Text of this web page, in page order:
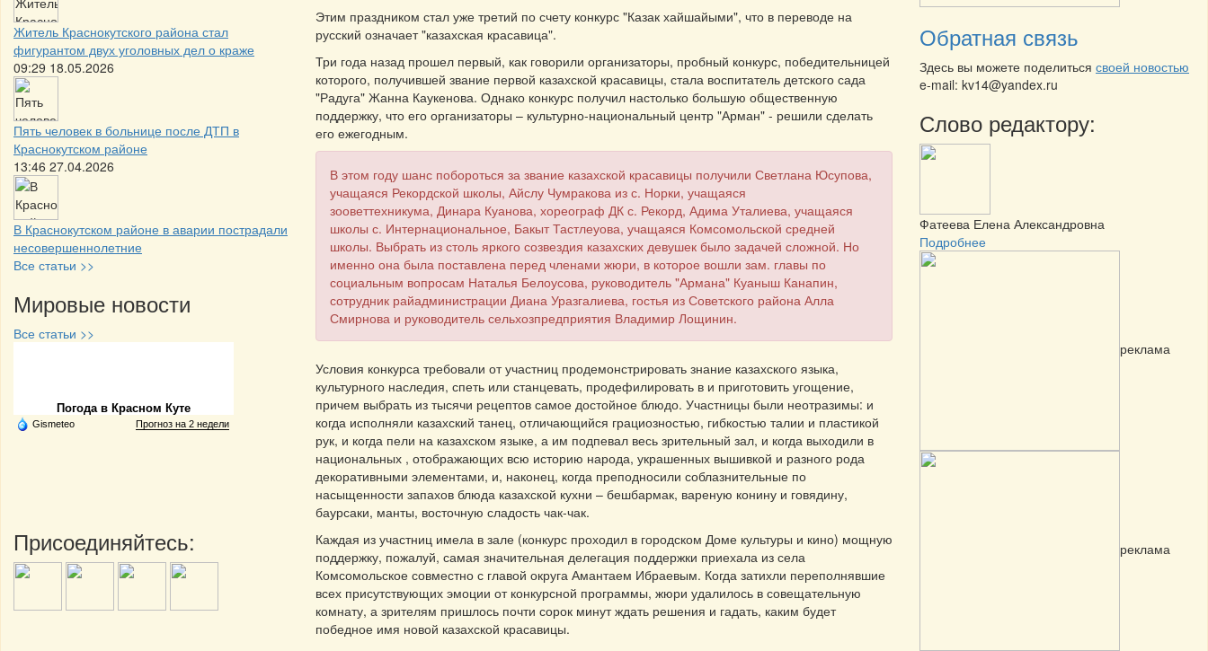
Житель Краснокутского района стал
фигурантом двух уголовных дел о краже
09:29 18.05.2026
Пять человек в больнице после ДТП в
Краснокутском районе
13:46 27.04.2026
В Краснокутском районе в аварии пострадали
несовершеннолетние
Все статьи >>
Мировые новости
Все статьи >>
Погода в Красном Куте
Gismeteo Прогноз на 2 недели
Присоединяйтесь:
Этим праздником стал уже третий по счету конкурс "Казак хайшайыми", что в переводе на
русский означает "казахская красавица".
Три года назад прошел первый, как говорили организаторы, пробный конкурс, победительницей
которого, получившей звание первой казахской красавицы, стала воспитатель детского сада
"Радуга" Жанна Каукенова. Однако конкурс получил настолько большую общественную
поддержку, что его организаторы – культурно-национальный центр "Арман" - решили сделать
его ежегодным.
В этом году шанс побороться за звание казахской красавицы получили Светлана Юсупова,
учащаяся Рекордской школы, Айслу Чумракова из с. Норки, учащаяся
зооветтехникума, Динара Куанова, хореограф ДК с. Рекорд, Адима Уталиева, учащаяся
школы с. Интернациональное, Бакыт Тастлеуова, учащаяся Комсомольской средней
школы. Выбрать из столь яркого созвездия казахских девушек было задачей сложной. Но
именно она была поставлена перед членами жюри, в которое вошли зам. главы по
социальным вопросам Наталья Белоусова, руководитель "Армана" Куаныш Канапин,
сотрудник райадминистрации Диана Уразгалиева, гостья из Советского района Алла
Смирнова и руководитель сельхозпредприятия Владимир Лощинин.
Условия конкурса требовали от участниц продемонстрировать знание казахского языка,
культурного наследия, спеть или станцевать, продефилировать в и приготовить угощение,
причем выбрать из тысячи рецептов самое достойное блюдо. Участницы были неотразимы: и
когда исполняли казахский танец, отличающийся грациозностью, гибкостью талии и пластикой
рук, и когда пели на казахском языке, а им подпевал весь зрительный зал, и когда выходили в
национальных , отображающих всю историю народа, украшенных вышивкой и разного рода
декоративными элементами, и, наконец, когда преподносили соблазнительные по
насыщенности запахов блюда казахской кухни – бешбармак, вареную конину и говядину,
баурсаки, манты, восточную сладость чак-чак.
Каждая из участниц имела в зале (конкурс проходил в городском Доме культуры и кино) мощную
поддержку, пожалуй, самая значительная делегация поддержки приехала из села
Комсомольское совместно с главой округа Амантаем Ибраевым. Когда затихли переполнявшие
всех присутствующих эмоции от конкурсной программы, жюри удалилось в совещательную
комнату, а зрителям пришлось почти сорок минут ждать решения и гадать, каким будет
победное имя новой казахской красавицы.
Обратная связь
Здесь вы можете поделиться своей новостью
e-mail: kv14@yandex.ru
Слово редактору:
Фатеева Елена Александровна
Подробнее
реклама
реклама